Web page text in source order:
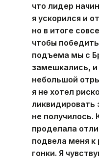
что лидер
я ускорился и
но в итоге
чтобы
подъема мы с
замешкались,
небольшой
я не хотел
ликвидировать
не получилось.
проделала
подвела меня
гонки. Я